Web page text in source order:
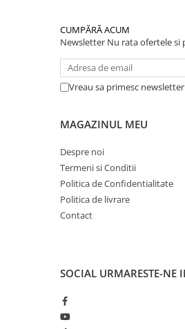
CUMPĂRĂ ACUM
Newsletter Nu rata ofertele
Vreau sa primesc
MAGAZINUL MEU
Despre noi
Termeni si Conditii
Politica de Confidentialitate
Politica de livrare
Contact
SOCIAL URMARESTE-NE